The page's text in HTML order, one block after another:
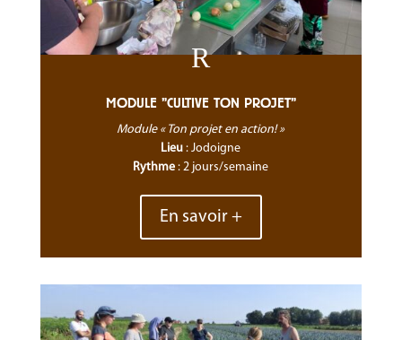
R
MODULE "CULTIVE TON PROJET"
Module « Ton projet en action! »
Lieu : Jodoigne
Rythme : 2 jours/semaine
En savoir +